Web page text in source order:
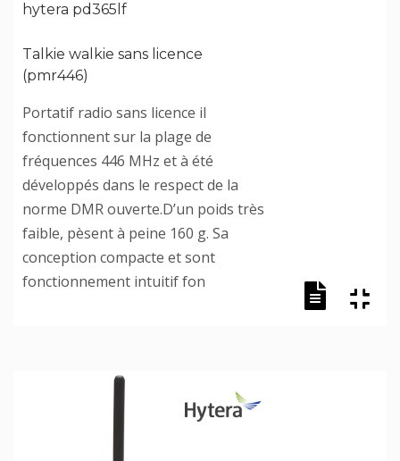
hytera pd365lf
Talkie walkie sans licence
(pmr446)
Portatif radio sans licence il
fonctionnent sur la plage de
fréquences 446 MHz et à été
développés dans le respect de la
norme DMR ouverte.D’un poids très
faible, pèsent à peine 160 g. Sa
conception compacte et sont
fonctionnement intuitif fon